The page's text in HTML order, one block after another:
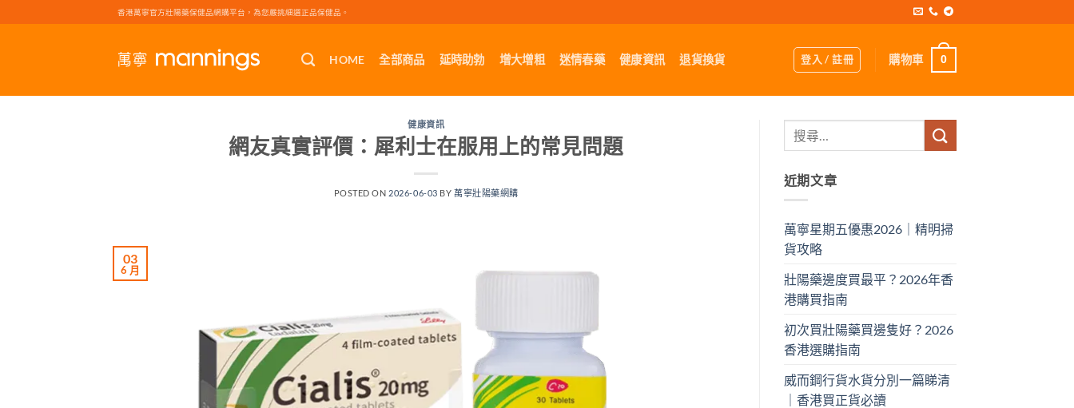
to
香港萬寧官方壯陽藥保健品網購平台，為您嚴挑細選正品保健品。
HOME 全部商品 延時助勃 增大增粗 迷情春藥 健康資訊 退貨換貨 登入 / 註冊 購物車 0
健康資訊
網友真實評價：犀利士在服用上的常見問題
POSTED ON 2026-06-03 BY萬寧壯陽藥網購
03
6 月
近期文章
萬寧星期五優惠2026｜精明掃
貨攻略
壯陽藥邊度買最平？2026年香
港購買指南
初次買壯陽藥買邊隻好？2026
香港選購指南
威而鋼行貨水貨分別一篇睇清
｜香港買正貨必讀